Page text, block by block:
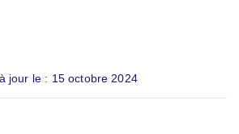
jour le : 15 octobre 2024